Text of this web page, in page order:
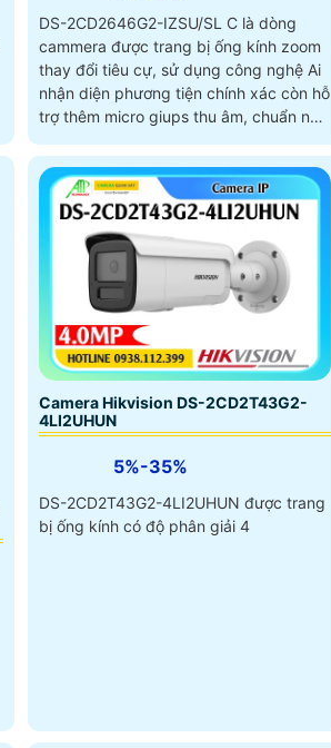
DS-2CD2646G2-IZSU/SL C là dòng
cammera được trang bị ống kính zoom
thay đổi tiêu cự, sử dụng công nghệ Ai
nhận diện phương tiện chính xác còn hỗ
trợ thêm micro giups thu âm, chuẩn nén
Camera Hikvision DS-2CD2T43G2-
4LI2UHUN
5%-35%
DS-2CD2T43G2-4LI2UHUN được trang
bị ống kính có độ phân giải 4